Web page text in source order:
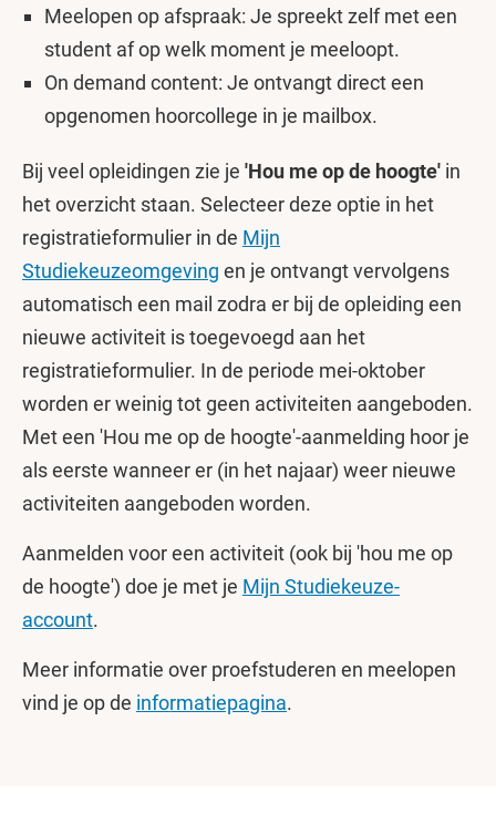
Meelopen op afspraak: Je spreekt zelf met een
student af op welk moment je meeloopt.
On demand content: Je ontvangt direct een
opgenomen hoorcollege in je mailbox.
Bij veel opleidingen zie je 'Hou me op de hoogte' in
het overzicht staan. Selecteer deze optie in het
registratieformulier in de Mijn
Studiekeuzeomgeving en je ontvangt vervolgens
automatisch een mail zodra er bij de opleiding een
nieuwe activiteit is toegevoegd aan het
registratieformulier. In de periode mei-oktober
worden er weinig tot geen activiteiten aangeboden.
Met een 'Hou me op de hoogte'-aanmelding hoor je
als eerste wanneer er (in het najaar) weer nieuwe
activiteiten aangeboden worden.
Aanmelden voor een activiteit (ook bij 'hou me op
de hoogte') doe je met je Mijn Studiekeuze-
account.
Meer informatie over proefstuderen en meelopen
vind je op de informatiepagina.